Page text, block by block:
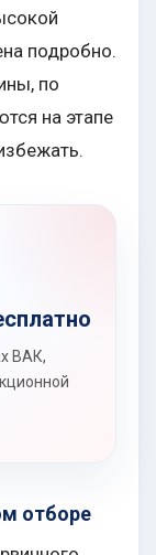
подробно.
по
на этапе
ВАК,
отборе